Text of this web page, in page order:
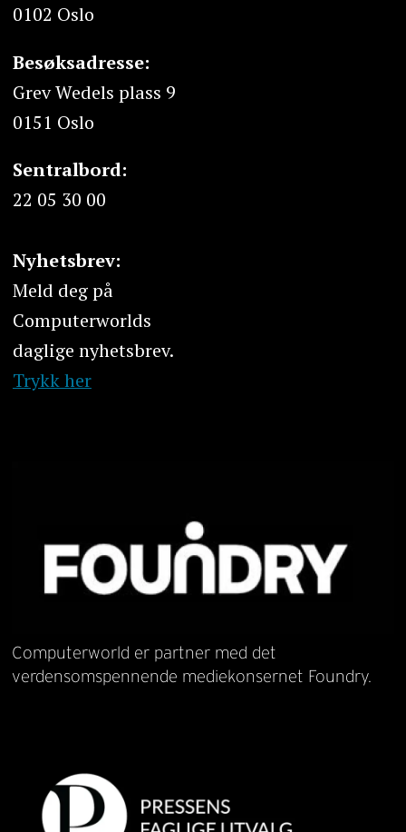
0102 Oslo
Besøksadresse:
Grev Wedels plass 9
0151 Oslo
Sentralbord:
22 05 30 00
Nyhetsbrev:
Meld deg på
Computerworlds
daglige nyhetsbrev.
Trykk her
Computerworld er partner med det
verdensomspennende mediekonsernet Foundry.